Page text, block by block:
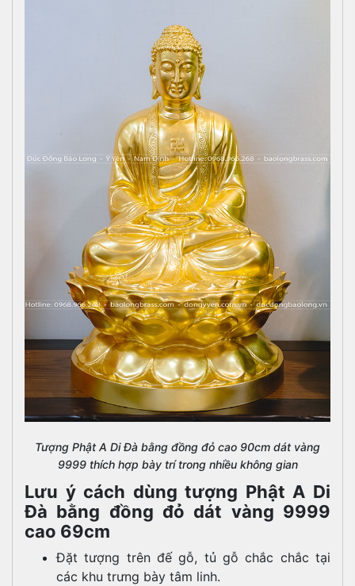
Tượng Phật A Di Đà bằng đồng đỏ cao 90cm dát vàng
9999 thích hợp bày trí trong nhiều không gian
Lưu ý cách dùng tượng Phật A Di
Đà bằng đồng đỏ dát vàng 9999
cao 69cm
Đặt tượng trên đế gỗ, tủ gỗ chắc chắc tại
các khu trưng bày tâm linh.